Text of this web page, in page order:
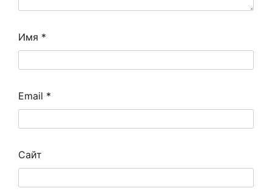
Имя *
Email *
Сайт